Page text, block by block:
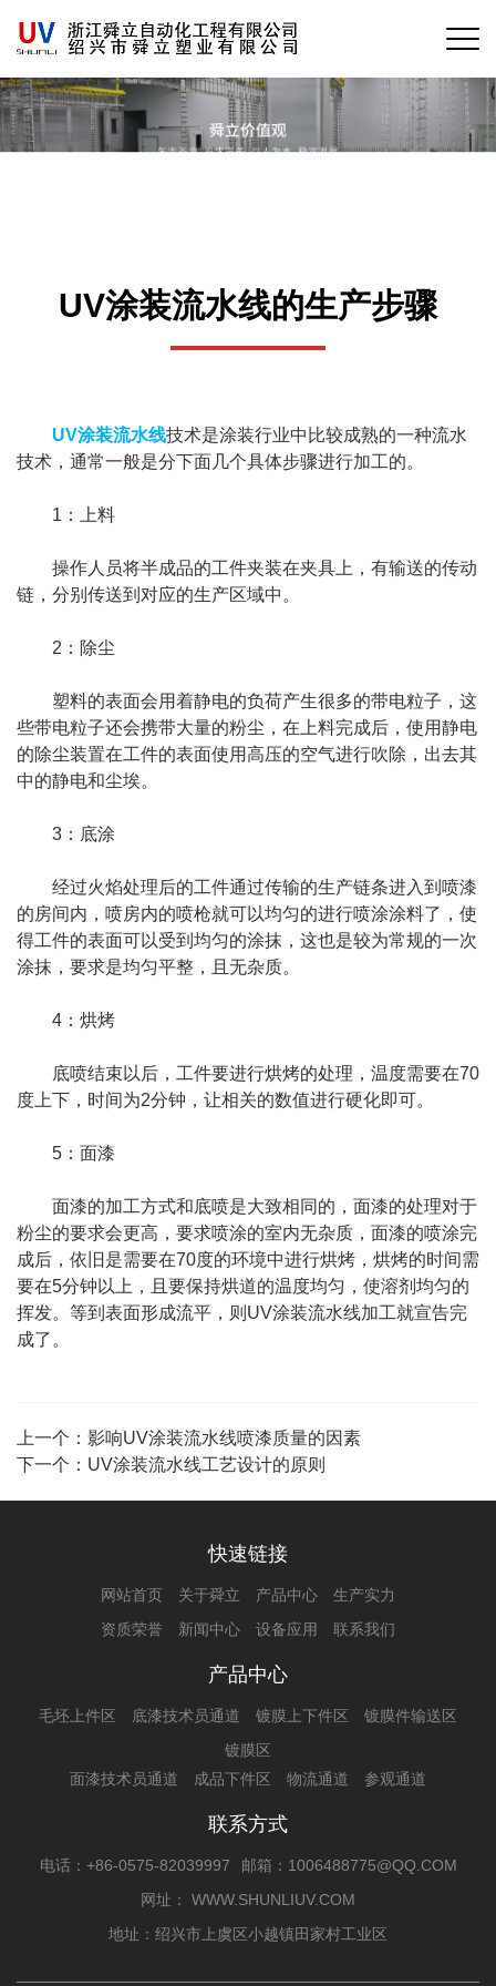
UV涂装流水线的生产步骤
UV涂装流水线技术是涂装行业中比较成熟的一种流水
技术，通常一般是分下面几个具体步骤进行加工的。
1：上料
操作人员将半成品的工件夹装在夹具上，有输送的传动
链，分别传送到对应的生产区域中。
2：除尘
塑料的表面会用着静电的负荷产生很多的带电粒子，这
些带电粒子还会携带大量的粉尘，在上料完成后，使用静电
的除尘装置在工件的表面使用高压的空气进行吹除，出去其
中的静电和尘埃。
3：底涂
经过火焰处理后的工件通过传输的生产链条进入到喷漆
的房间内，喷房内的喷枪就可以均匀的进行喷涂涂料了，使
得工件的表面可以受到均匀的涂抹，这也是较为常规的一次
涂抹，要求是均匀平整，且无杂质。
4：烘烤
底喷结束以后，工件要进行烘烤的处理，温度需要在70
度上下，时间为2分钟，让相关的数值进行硬化即可。
5：面漆
面漆的加工方式和底喷是大致相同的，面漆的处理对于
粉尘的要求会更高，要求喷涂的室内无杂质，面漆的喷涂完
成后，依旧是需要在70度的环境中进行烘烤，烘烤的时间需
要在5分钟以上，且要保持烘道的温度均匀，使溶剂均匀的
挥发。等到表面形成流平，则UV涂装流水线加工就宣告完
成了。
上一个： 影响UV涂装流水线喷漆质量的因素
下一个： UV涂装流水线工艺设计的原则
快速链接
网站首页 关于舜立 产品中心
生产实力
资质荣誉
新闻中心 设备应用 联系我们
产品中心
毛坯上件区 底漆技术员通道 镀膜上下件区
镀膜件输送区
镀膜区
面漆技术员通道
成品下件区 物流通道 参观通道
联系方式
电话：+86-0575-82039997
邮箱：1006488775@QQ.COM
网址： WWW.SHUNLIUV.COM
地址：绍兴市上虞区小越镇田家村工业区